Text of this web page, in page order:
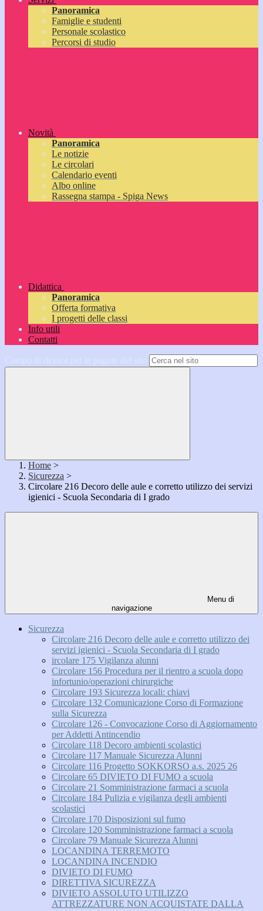
Panoramica
Famiglie e studenti
Personale scolastico
Percorsi di studio
Novità
Panoramica
Le notizie
Le circolari
Calendario eventi
Albo online
Rassegna stampa - Spiga News
Didattica
Panoramica
Offerta formativa
I progetti delle classi
Info utili
Contatti
Home >
Sicurezza >
Circolare 216 Decoro delle aule e corretto utilizzo dei servizi
igienici - Scuola Secondaria di I grado
Menu di
navigazione
Sicurezza
Circolare 216 Decoro delle aule e corretto utilizzo dei
servizi igienici - Scuola Secondaria di I grado
ircolare 175 Vigilanza alunni
Circolare 156 Procedura per il rientro a scuola dopo
infortunio/operazioni chirurgiche
Circolare 193 Sicurezza locali: chiavi
Circolare 132 Comunicazione Corso di Formazione
sulla Sicurezza
Circolare 126 - Convocazione Corso di Aggiornamento
per Addetti Antincendio
Circolare 118 Decoro ambienti scolastici
Circolare 117 Manuale Sicurezza Alunni
Circolare 116 Progetto SOKKORSO a.s. 2025 26
Circolare 65 DIVIETO DI FUMO a scuola
Circolare 21 Somministrazione farmaci a scuola
Circolare 184 Pulizia e vigilanza degli ambienti
scolastici
Circolare 170 Disposizioni sul fumo
Circolare 120 Somministrazione farmaci a scuola
Circolare 79 Manuale Sicurezza Alunni
LOCANDINA TERREMOTO
LOCANDINA INCENDIO
DIVIETO DI FUMO
DIRETTIVA SICUREZZA
DIVIETO ASSOLUTO UTILIZZO
ATTREZZATURE NON ACQUISTATE DALLA